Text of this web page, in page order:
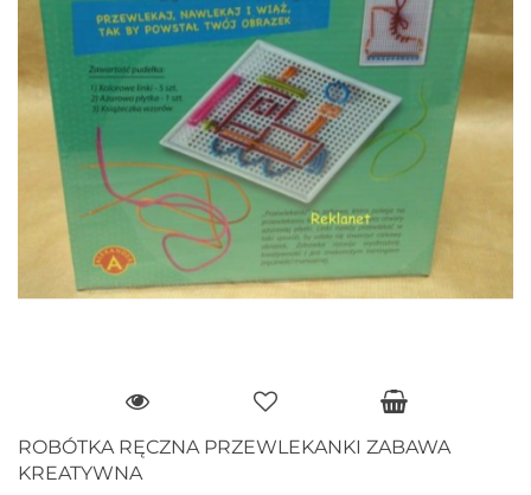
ROBÓTKA RĘCZNA PRZEWLEKANKI ZABAWA
KREATYWNA